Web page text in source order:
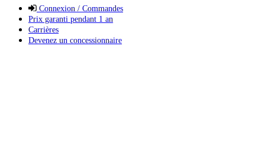
Connexion / Commandes
Prix garanti pendant 1 an
Carrières
Devenez un concessionnaire